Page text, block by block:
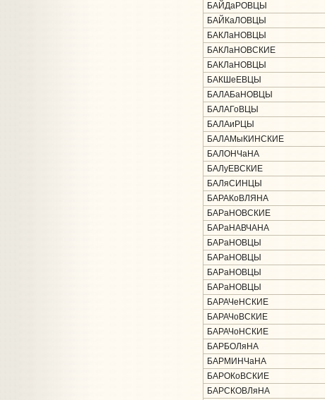
БАЙДаРОВЦЫ
БАЙКаЛОВЦЫ
БАКЛаНОВЦЫ
БАКЛаНОВСКИЕ
БАКЛаНОВЦЫ
БАКШеЕВЦЫ
БАЛАБаНОВЦЫ
БАЛАГоВЦЫ
БАЛАиРЦЫ
БАЛАМыКИНСКИЕ
БАЛОНЧаНА
БАЛуЕВСКИЕ
БАЛяСИНЦЫ
БАРАКоВЛЯНА
БАРаНОВСКИЕ
БАРаНАВЧАНА
БАРаНОВЦЫ
БАРаНОВЦЫ
БАРаНОВЦЫ
БАРаНОВЦЫ
БАРАЧеНСКИЕ
БАРАЧоВСКИЕ
БАРАЧоНСКИЕ
БАРБОЛяНА
БАРМИНЧаНА
БАРОКоВСКИЕ
БАРСКОВЛяНА